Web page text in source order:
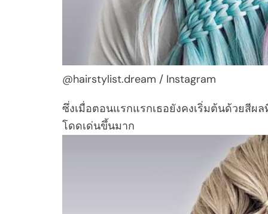
@hairstylist.dream / Instagram
ซึ่งเมื่อตอนแรกแรกเธอยังคงเริ่มต้นด้วยสีผ
โดดเด่นขึ้นมาก